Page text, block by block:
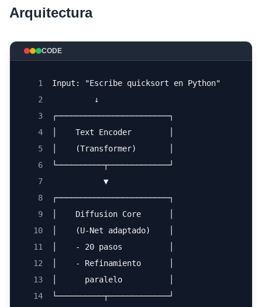
Arquitectura
CODE
1
Input: "Escribe quicksort en Python"
2
         ↓
3
┌────────────────────────┐
4
│    Text Encoder        │
5
│    (Transformer)       │
6
└──────────┬─────────────┘
7
           ▼
8
┌────────────────────────┐
9
│    Diffusion Core      │
10
│    (U-Net adaptado)    │
11
│    - 20 pasos          │
12
│    - Refinamiento      │
13
│      paralelo          │
14
└──────────┬─────────────┘